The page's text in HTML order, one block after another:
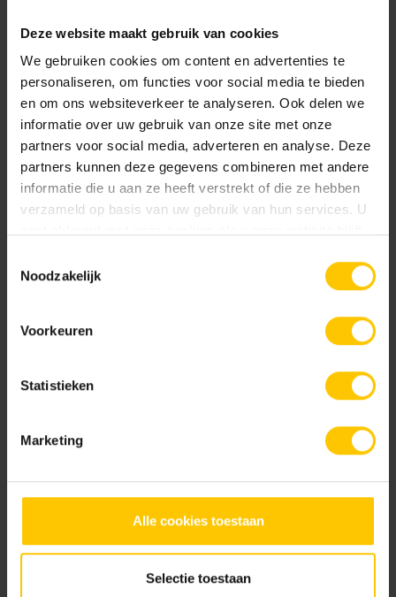
Deze website maakt gebruik van cookies
We gebruiken cookies om content en advertenties te
personaliseren, om functies voor social media te bieden
en om ons websiteverkeer te analyseren. Ook delen we
informatie over uw gebruik van onze site met onze
partners voor social media, adverteren en analyse. Deze
partners kunnen deze gegevens combineren met andere
informatie die u aan ze heeft verstrekt of die ze hebben
verzameld op basis van uw gebruik van hun services. U
Noodzakelijk
Voorkeuren
Statistieken
Marketing
Alle cookies toestaan
Selectie toestaan
Hemels Blauw Okergeel
Rood/Zwart genuanceerd